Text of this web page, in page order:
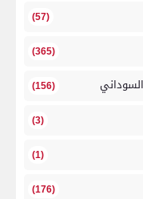
(57)
(365)
(156)
(3)
(1)
(176)